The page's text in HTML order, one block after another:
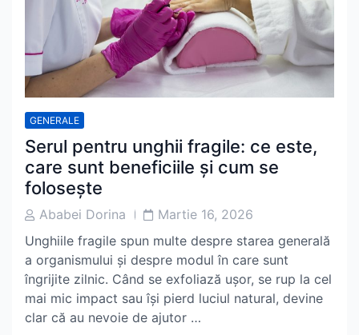
GENERALE
Serul pentru unghii fragile: ce este,
care sunt beneficiile și cum se
folosește
PostAbabei Dorina
PostMartie 16, 2026
Unghiile fragile spun multe despre starea generală
a organismului și despre modul în care sunt
îngrijite zilnic. Când se exfoliază ușor, se rup la cel
mai mic impact sau își pierd luciul natural, devine
clar că au nevoie de ajutor …